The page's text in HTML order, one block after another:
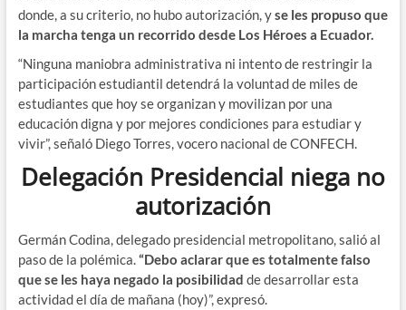
donde, a su criterio, no hubo autorización, yse les propuso que
la marcha tenga un recorrido desde Los Héroes a Ecuador.
“Ninguna maniobra administrativa ni intento de restringir la
participación estudiantil detendrá la voluntad de miles de
estudiantes que hoy se organizan y movilizan por una
educación digna y por mejores condiciones para estudiar y
vivir”, señaló Diego Torres, vocero nacional de CONFECH.
Delegación Presidencial niega no
autorización
Germán Codina, delegado presidencial metropolitano, salió al
paso de la polémica.“Debo aclarar que es totalmente falso
que se les haya negado la posibilidad de desarrollar esta
actividad el día de mañana (hoy)”, expresó.